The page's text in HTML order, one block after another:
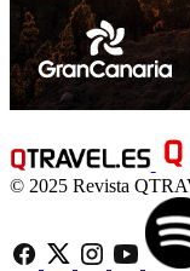
© 2025 Revista